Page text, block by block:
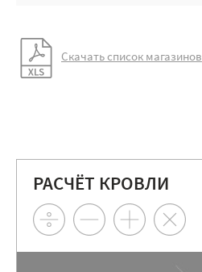
Скачать список магазинов
РАСЧЁТ КРОВЛИ